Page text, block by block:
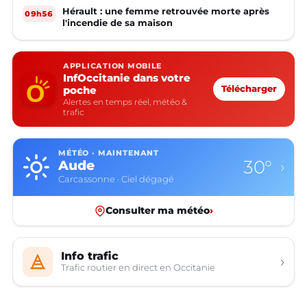
09h56
Hérault : une femme retrouvée morte après
l'incendie de sa maison
APPLICATION MOBILE
InfOccitanie dans votre
poche
Alertes en temps réel, météo &
trafic
Télécharger
MÉTÉO · MAINTENANT
Aude
Carcassonne · Ciel dégagé
30° ›
Consulter ma météo›
Info trafic
Trafic routier en direct en Occitanie ›